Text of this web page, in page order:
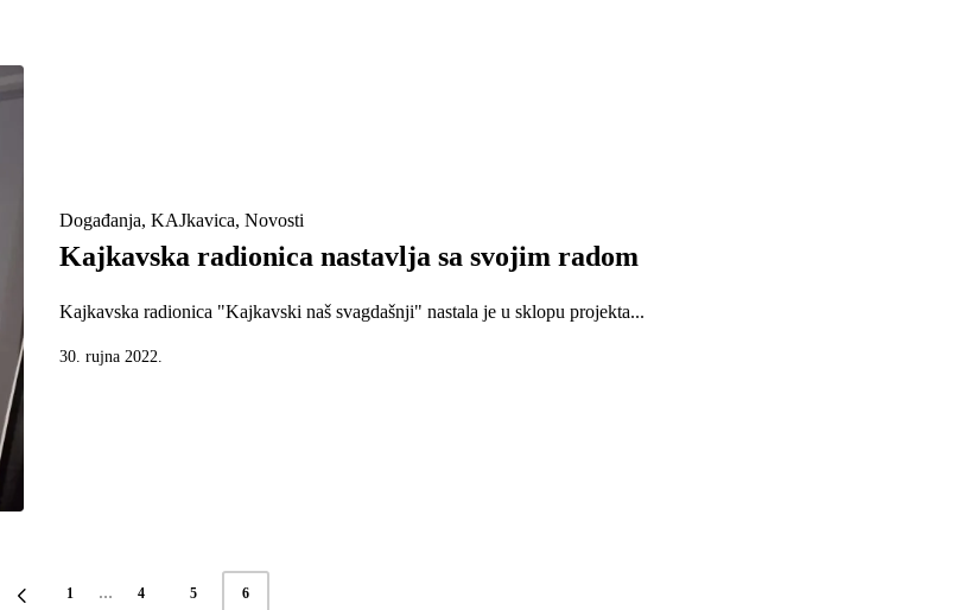
Posted
Događanja KAJkavica Novosti
Kajkavska radionica nastavlja sa svojim radom
Kajkavska radionica "Kajkavski naš svagdašnji" nastala je u sklopu projekta...
30. rujna 2022.
PREVIOUS
1 … 4 5 6